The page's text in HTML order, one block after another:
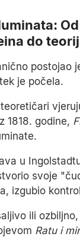
Od
do
postojao
je počela.
1818. godine,
u
svoje
izgubio
ili
Ratu i